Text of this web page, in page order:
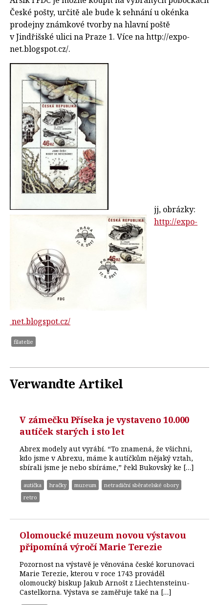
České pošty, určitě ale bude k sehnání u okénka
prodejny známkové tvorby na hlavní poště
v Jindřišské ulici na Praze 1. Více na http://expo-
net.blogspot.cz/.
jj, obrázky:
http://expo-
net.blogspot.cz/
filatelie
Verwandte Artikel
V zámečku Příseka je vystaveno 10.000
autíček starých i sto let
Abrex modely aut vyrábí. “To znamená, že všichni,
kdo jsme v Abrexu, máme k autíčkům nějaký vztah,
sbírali jsme je nebo sbíráme,” řekl Bukovský ke […]
autíčka hračky muzeum
netradiční sběratelské obory
retro
Olomoucké muzeum novou výstavou
připomíná výročí Marie Terezie
Pozornost na výstavě je věnována české korunovaci
Marie Terezie, kterou v roce 1743 prováděl
olomoucký biskup Jakub Arnošt z Liechtensteinu-
Castelkorna. Výstava se zaměřuje také na […]